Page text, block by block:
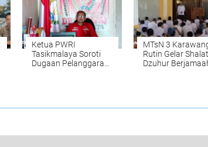
Ketua PWRI
Tasikmalaya Soroti
Dugaan Pelanggaran
MTsN 3
Rutin Gelar Shalat
Dzuhur